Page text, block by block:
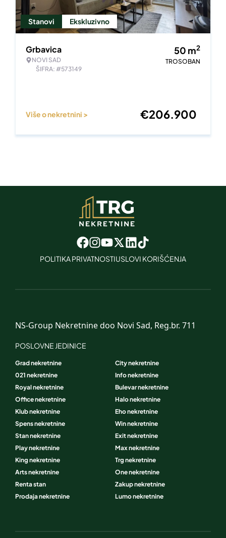
Stanovi Ekskluzivno
Grbavica
NOVI SAD
ŠIFRA: #573149
50 m2
TROSOBAN
Više o nekretnini > €206.900
POLITIKA PRIVATNOSTIUSLOVI KORIŠĆENJA
NS-Group Nekretnine doo Novi Sad, Reg.br. 711
POSLOVNE JEDINICE
Grad nekretnine
City nekretnine
021 nekretnine
Info nekretnine
Royal nekretnine
Bulevar nekretnine
Office nekretnine
Halo nekretnine
Klub nekretnine
Eho nekretnine
Spens nekretnine
Win nekretnine
Stan nekretnine
Exit nekretnine
Play nekretnine
Max nekretnine
King nekretnine
Trg nekretnine
Arts nekretnine
One nekretnine
Renta stan
Zakup nekretnine
Prodaja nekretnine
Lumo nekretnine